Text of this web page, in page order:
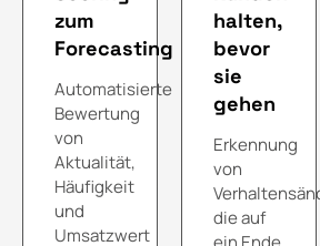
zum
Forecasting
Automatisierte
Bewertung
von
Aktualität,
Häufigkeit
und
Umsatzwert
halten,
bevor
sie
gehen
Erkennung
von
die auf